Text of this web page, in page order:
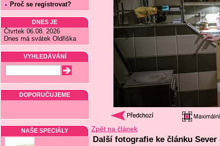
Proč se registrovat?
DNES JE
Čtvrtek 06.08. 2026
Dnes má svátek Oldřiška
VYHLEDÁVÁNÍ
DOPORUČUJEME
NAŠE SPECIÁLY Zpět na článek
Další fotografie ke článku